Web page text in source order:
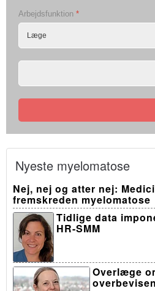
Arbejdsfunktion *
Nyeste myelomatose
Nej, nej og atter nej:
fremskreden myelomatose
Tidlige data
HR-SMM
Overlæge